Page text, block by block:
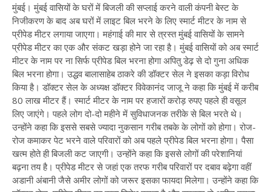
मुंबई। मुंबई वासियों के घरों में बिजली की सप्लाई करने वाली कंपनी बेस्ट के
निजीकरण के बाद अब घरों में लाइट बिल भरने के लिए स्मार्ट मीटर के नाम से
प्रीपेड मीटर लगाया जाएगा। महंगाई की मार से त्रस्त मुंबई वासियों के सामने
प्रीपेड मीटर का एक और संकट खड़ा होने जा रहा है। मुंबई वासियों को अब स्मार्ट
मीटर के नाम पर ना सिर्फ प्रीपेड बिल भरना होगा अपितु डेढ़ से दो गुना अधिक
बिल भरना होगा। उद्धव बालासाहेब ठाकरे की डॉक्टर सेल ने इसका कड़ा विरोध
किया है। डॉक्टर सेल के अध्यक्ष डॉक्टर विवेकानंद जाजू ने कहा कि मुंबई में करीब
80 लाख मीटर हैं। स्मार्ट मीटर के नाम पर हजारों करोड़ रुपए पहले ही वसूल
लिए जाएंगे। पहले लोग दो-दो महीने में सुविधाजनक तरीके से बिल भरते थे।
उन्होंने कहा कि इससे सबसे ज्यादा नुकसान गरीब तबके के लोगों को होगा। रोज-
रोज कमाकर पेट भरने वाले परिवारों को अब पहले प्रीपेड बिल भरना होगा। पैसा
खत्म होते ही बिजली कट जाएगी। उन्होंने कहा कि इससे लोगों की परेशानियां
बढ़ना तय है। प्रीपेड मीटर से जहां एक तरफ गरीब परिवारों पर दबाव बढ़ेगा वहीं
अडानी अंबानी जैसे अमीर लोगों को जरूर इसका फायदा मिलेगा। उन्होंने कहा कि